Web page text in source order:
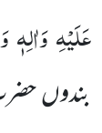
عَلَیْہِ وَاٰلِہٖ
بندوں